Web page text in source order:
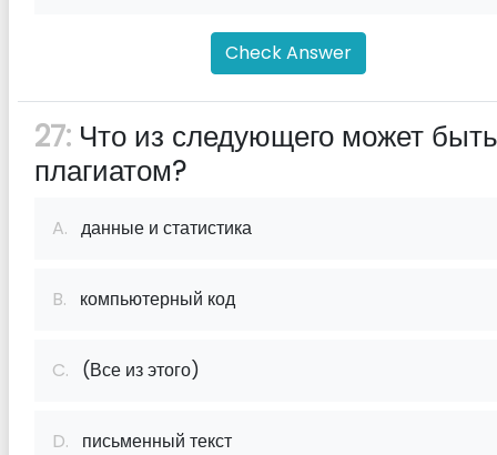
Check Answer
27: Что из следующего может быть
плагиатом?
A. данные и статистика
B. компьютерный код
C. (Все из этого)
D. письменный текст